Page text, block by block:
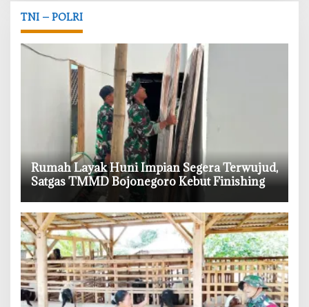
TNI – POLRI
‎Rumah Layak Huni Impian Segera Terwujud,
Satgas TMMD Bojonegoro Kebut Finishing